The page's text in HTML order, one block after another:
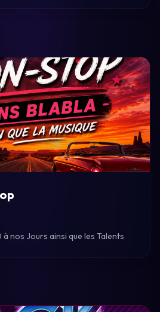
nos Jours ainsi que les Talents